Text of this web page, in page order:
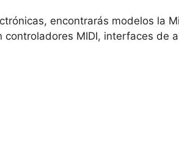
encontrarás modelos la
controladores MIDI, interfaces de